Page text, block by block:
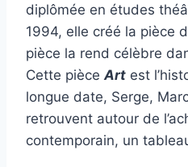
diplômée en études
1994, elle créé la pièce
pièce la rend célèbre
Cette pièceArt est
longue date, Serge,
retrouvent autour de
contemporain, un